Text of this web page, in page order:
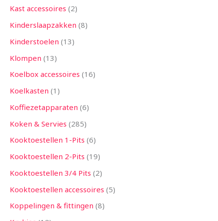
Kast accessoires 2
Kinderslaapzakken 8
Kinderstoelen 13
Klompen 13
Koelbox accessoires 16
Koelkasten 1
Koffiezetapparaten 6
Koken & Servies 285
Kooktoestellen 1-Pits 6
Kooktoestellen 2-Pits 19
Kooktoestellen 3/4 Pits 2
Kooktoestellen accessoires 5
Koppelingen & fittingen 8